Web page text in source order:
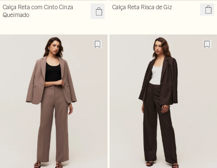
Calça Reta com Cinto Cinza
Queimado
Calça Reta Risca de Giz